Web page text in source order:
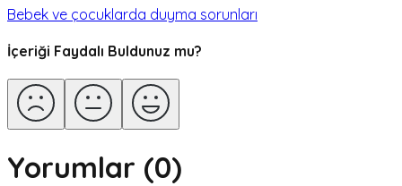
Bebek ve çocuklarda duyma sorunları
İçeriği Faydalı Buldunuz mu?
Yorumlar (0)